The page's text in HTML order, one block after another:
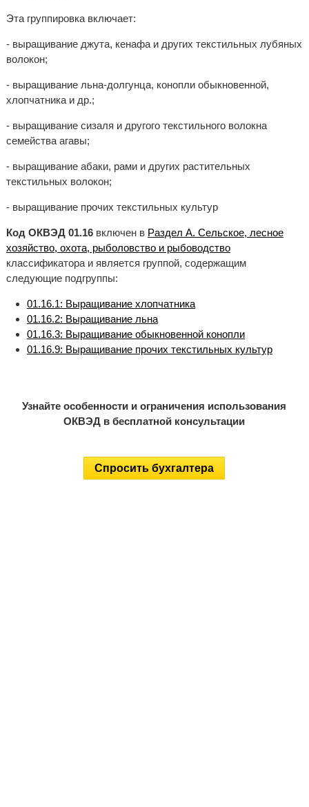
Эта группировка включает:
- выращивание джута, кенафа и других текстильных лубяных
волокон;
- выращивание льна-долгунца, конопли обыкновенной,
хлопчатника и др.;
- выращивание сизаля и другого текстильного волокна
семейства агавы;
- выращивание абаки, рами и других растительных
текстильных волокон;
- выращивание прочих текстильных культур
Код ОКВЭД 01.16включен в Раздел A. Сельское, лесное
хозяйство, охота, рыболовство и рыбоводство
классификатора и является группой, содержащим
следующие подгруппы:
01.16.1: Выращивание хлопчатника
01.16.2: Выращивание льна
01.16.3: Выращивание обыкновенной конопли
01.16.9: Выращивание прочих текстильных культур
Узнайте особенности и ограничения использования
ОКВЭД в бесплатной консультации
Спросить бухгалтера